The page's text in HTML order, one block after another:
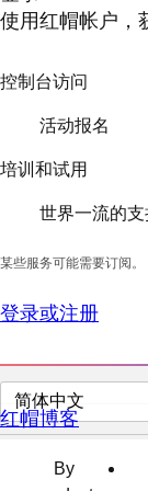
使用红帽帐户，
控制台访问
活动报名
培训和试用
世界一流的支
某些服务可能需要订阅。
登录或注册
切
换
红帽博客
By